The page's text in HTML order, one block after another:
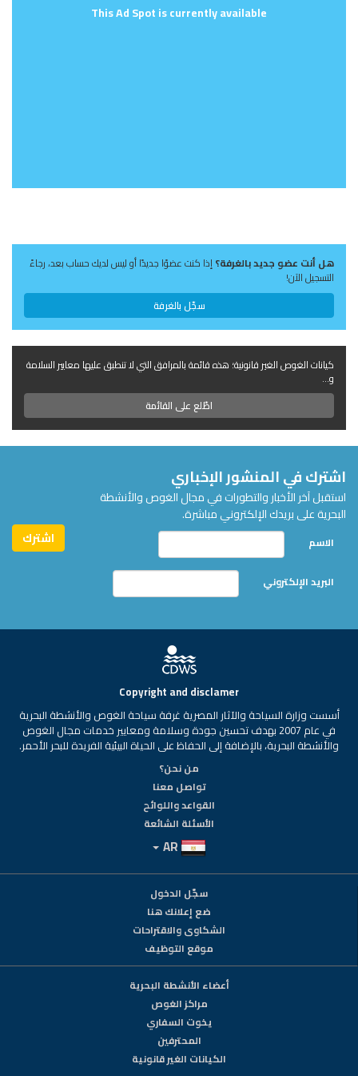
This Ad Spot is currently available
هل أنت عضو جديد بالغرفة؟إذا كنت عضوًا جديدًا أو ليس لديك حساب بعد، رجاءً
التسجيل الآن!
سجّل بالغرفة
كيانات الغوص الغير قانونية؛ هذه قائمة بالمرافق التي لا تنطبق عليها معايير السلامة
و...
اطّلع على القائمة
اشترك في المنشور الإخباري
استقبل آخر الأخبار والتطورات في مجال الغوص والأنشطة
البحرية على بريدك الإلكتروني مباشرة.
الاسم
البريد الإلكتروني
Copyright and disclamer
أسست وزارة السياحة والآثار المصرية غرفة سياحة الغوص والأنشطة البحرية
في عام 2007 بهدف تحسين جودة وسلامة ومعايير خدمات مجال الغوص
والأنشطة البحرية، بالإضافة إلى الحفاظ على الحياة البيئية الفريدة للبحر الأحمر.
من نحن؟
تواصل معنا
القواعد واللوائح
الأسئلة الشائعة
سجّل الدخول
ضع إعلانك هنا
الشكاوى والاقتراحات
موقع التوظيف
أعضاء الأنشطة البحرية
مراكز الغوص
يخوت السفاري
المحترفين
الكيانات الغير قانونية